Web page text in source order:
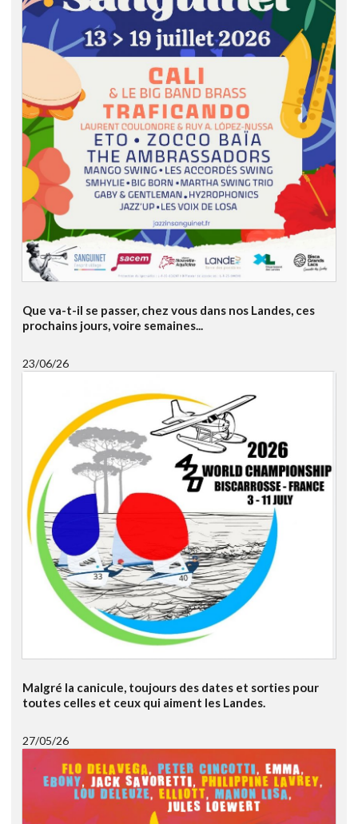
Que va-t-il se passer, chez vous dans nos Landes, ces
prochains jours, voire semaines...
23/06/26
Malgré la canicule, toujours des dates et sorties pour
toutes celles et ceux qui aiment les Landes.
27/05/26